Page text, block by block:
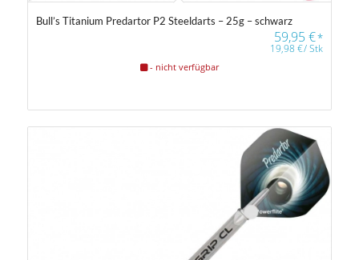
Bull’s Titanium Predartor P2 Steeldarts – 25g – schwarz
59,95€*
19,98€/Stk
- nicht verfügbar